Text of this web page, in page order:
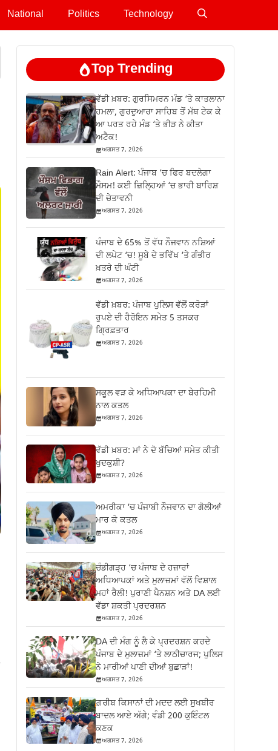
National Politics Technology
Top Trending
ਵੱਡੀ ਖ਼ਬਰ: ਗੁਰਸਿਮਰਨ ਮੰਡ ‘ਤੇ ਕਾਤਲਾਨਾ
ਹਮਲਾ, ਗੁਰਦੁਆਰਾ ਸਾਹਿਬ ਤੋਂ ਮੱਥ ਟੇਕ ਕੇ
ਆ ਪਰਤ ਰਹੇ ਮੰਡ ‘ਤੇ ਭੀੜ ਨੇ ਕੀਤਾ
ਅਟੈਕ!
ਅਗਸਤ 7, 2026
Rain Alert: ਪੰਜਾਬ ‘ਚ ਫਿਰ ਬਦਲੇਗਾ
ਮੌਸਮ! ਕਈ ਜ਼ਿਲ੍ਹਿਆਂ ‘ਚ ਭਾਰੀ ਬਾਰਿਸ਼
ਦੀ ਚੇਤਾਵਨੀ
ਅਗਸਤ 7, 2026
ਪੰਜਾਬ ਦੇ 65% ਤੋਂ ਵੱਧ ਨੌਜਵਾਨ ਨਸ਼ਿਆਂ
ਦੀ ਲਪੇਟ ‘ਚ! ਸੂਬੇ ਦੇ ਭਵਿੱਖ ‘ਤੇ ਗੰਭੀਰ
ਖ਼ਤਰੇ ਦੀ ਘੰਟੀ
ਅਗਸਤ 7, 2026
ਵੱਡੀ ਖ਼ਬਰ: ਪੰਜਾਬ ਪੁਲਿਸ ਵੱਲੋਂ ਕਰੋੜਾਂ
ਰੁਪਏ ਦੀ ਹੈਰੋਇਨ ਸਮੇਤ 5 ਤਸਕਰ
ਗ੍ਰਿਫ਼ਤਾਰ
ਅਗਸਤ 7, 2026
ਸਕੂਲ ਵੜ ਕੇ ਅਧਿਆਪਕਾ ਦਾ ਬੇਰਹਿਮੀ
ਨਾਲ ਕਤਲ
ਅਗਸਤ 7, 2026
ਵੱਡੀ ਖ਼ਬਰ: ਮਾਂ ਨੇ ਦੋ ਬੱਚਿਆਂ ਸਮੇਤ ਕੀਤੀ
ਖੁਦਕੁਸ਼ੀ?
ਅਗਸਤ 7, 2026
ਅਮਰੀਕਾ ‘ਚ ਪੰਜਾਬੀ ਨੌਜਵਾਨ ਦਾ ਗੋਲੀਆਂ
ਮਾਰ ਕੇ ਕਤਲ
ਅਗਸਤ 7, 2026
ਚੰਡੀਗੜ੍ਹ ‘ਚ ਪੰਜਾਬ ਦੇ ਹਜ਼ਾਰਾਂ
ਅਧਿਆਪਕਾਂ ਅਤੇ ਮੁਲਾਜ਼ਮਾਂ ਵੱਲੋਂ ਵਿਸ਼ਾਲ
ਮਹਾਂ ਰੈਲੀ! ਪੁਰਾਣੀ ਪੈਨਸ਼ਨ ਅਤੇ DA ਲਈ
ਵੱਡਾ ਸ਼ਕਤੀ ਪ੍ਰਦਰਸ਼ਨ
ਅਗਸਤ 7, 2026
DA ਦੀ ਮੰਗ ਨੂੰ ਲੈ ਕੇ ਪ੍ਰਦਰਸ਼ਨ ਕਰਦੇ
ਪੰਜਾਬ ਦੇ ਮੁਲਾਜ਼ਮਾਂ ‘ਤੇ ਲਾਠੀਚਾਰਜ; ਪੁਲਿਸ
ਨੇ ਮਾਰੀਆਂ ਪਾਣੀ ਦੀਆਂ ਬੁਛਾੜਾਂ!
ਅਗਸਤ 7, 2026
ਗ਼ਰੀਬ ਕਿਸਾਨਾਂ ਦੀ ਮਦਦ ਲਈ ਸੁਖਬੀਰ
ਬਾਦਲ ਆਏ ਅੱਗੇ; ਵੰਡੀ 200 ਕੁਇੰਟਲ
ਕਣਕ
ਅਗਸਤ 7, 2026